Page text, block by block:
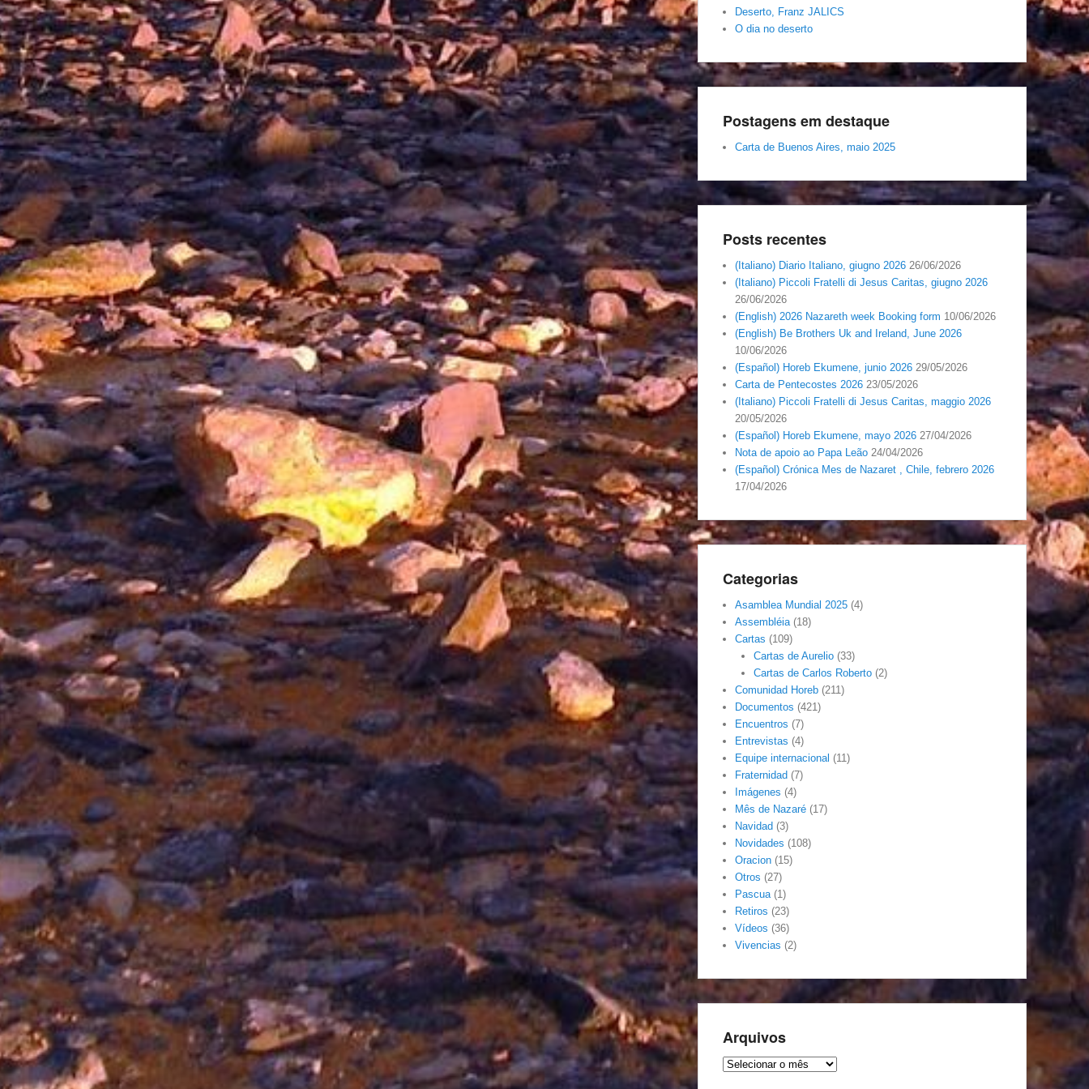
Deserto, Franz JALICS
O dia no deserto
Postagens em destaque
Carta de Buenos Aires, maio 2025
Posts recentes
(Italiano) Diario Italiano, giugno 2026 26/06/2026
(Italiano) Piccoli Fratelli di Jesus Caritas, giugno 2026
26/06/2026
(English) 2026 Nazareth week Booking form 10/06/2026
(English) Be Brothers Uk and Ireland, June 2026
10/06/2026
(Español) Horeb Ekumene, junio 2026 29/05/2026
Carta de Pentecostes 2026 23/05/2026
(Italiano) Piccoli Fratelli di Jesus Caritas, maggio 2026
20/05/2026
(Español) Horeb Ekumene, mayo 2026 27/04/2026
Nota de apoio ao Papa Leão 24/04/2026
(Español) Crónica Mes de Nazaret , Chile, febrero 2026
17/04/2026
Categorias
Asamblea Mundial 2025 (4)
Assembléia(18)
Cartas (109)
Cartas de Aurelio(33)
Cartas de Carlos Roberto(2)
Comunidad Horeb (211)
Documentos (421)
Encuentros (7)
Entrevistas (4)
Equipe internacional (11)
Fraternidad (7)
Imágenes (4)
Mês de Nazaré (17)
Navidad (3)
Novidades (108)
Oracion (15)
Otros (27)
Pascua(1)
Retiros (23)
Vídeos (36)
Vivencias (2)
Arquivos
Arquivos